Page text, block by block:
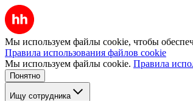
Мы используем файлы cookie, чтобы
Правила использования файлов cookie
Мы используем файлы cookie. Правила
Понятно
Ищу сотрудника